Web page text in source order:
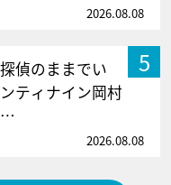
2026.08.08
5
偵のままでい
ティナイン岡村
…
2026.08.08